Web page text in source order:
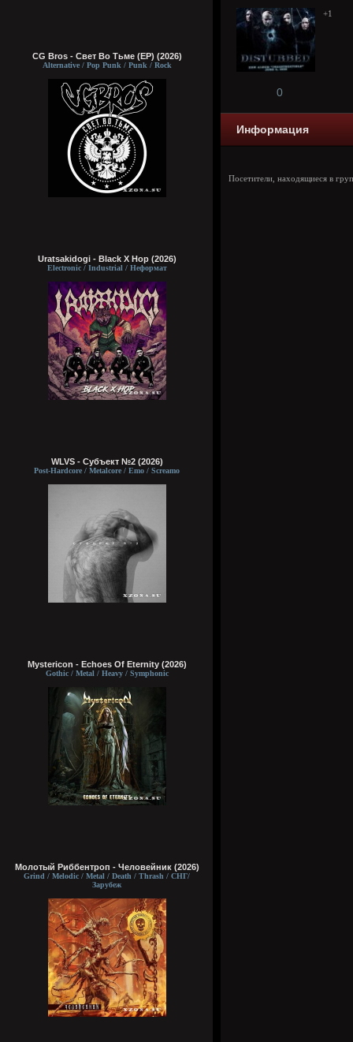
CG Bros - Свет Во Тьме (EP) (2026)
Alternative / Pop Punk / Punk / Rock
Uratsakidogi - Black X Hop (2026)
Electronic / Industrial / Неформат
WLVS - Субъект №2 (2026)
Post-Hardcore / Metalcore / Emo / Screamo
Mystericon - Echoes Of Eternity (2026)
Gothic / Metal / Heavy / Symphonic
Молотый Риббентроп - Человейник (2026)
Grind / Melodic / Metal / Death / Thrash / СНГ/
Зарубеж
+1
0
Информация
Посетители, находящиеся в